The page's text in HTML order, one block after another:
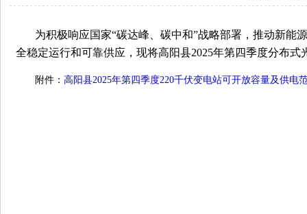
为积极响应国家“碳达峰、碳中和”战略部署，推动新能
全稳定运行和可靠供应，现将高阳县2025年第四季度分布式
附件： 高阳县2025年第四季度220千伏变电站可开放容量及供电